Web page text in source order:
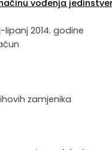
vođenja
2014. godine
zamjenika